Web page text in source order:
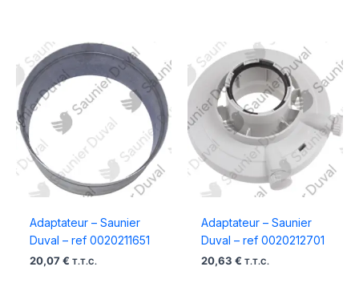
Adaptateur – Saunier
Duval – ref 0020211651
20,07 € T.T.C.
Adaptateur – Saunier
Duval – ref 0020212701
20,63 € T.T.C.